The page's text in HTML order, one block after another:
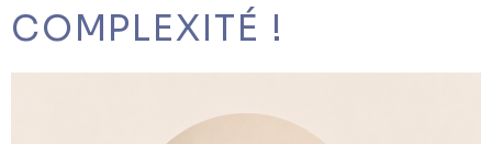
COMPLEXITÉ !